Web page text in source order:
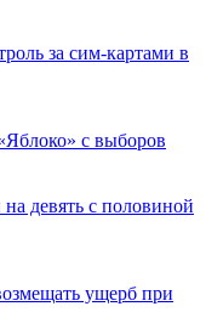
за сим-картами в
с выборов
девять с половиной
ущерб при